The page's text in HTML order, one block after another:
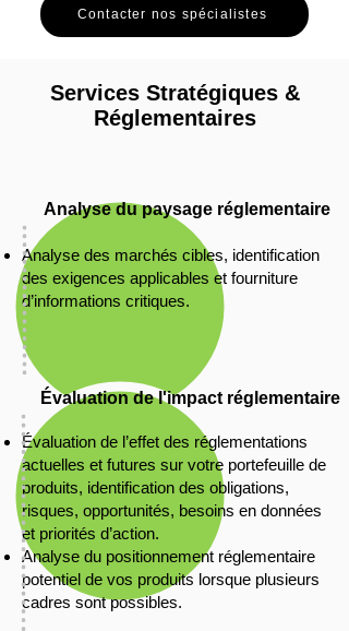
Contacter nos spécialistes
Services Stratégiques &
Réglementaires
Analyse du paysage réglementaire
Analyse des marchés cibles, identification
des exigences applicables et fourniture
d’informations critiques.
Évaluation de l'impact réglementaire
Évaluation de l’effet des réglementations
actuelles et futures sur votre portefeuille de
produits, identification des obligations,
risques, opportunités, besoins en données
et priorités d’action.
Analyse du positionnement réglementaire
potentiel de vos produits lorsque plusieurs
cadres sont possibles.